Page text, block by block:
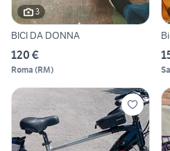
3
BICI DA DONNA
120 €
Roma (RM)